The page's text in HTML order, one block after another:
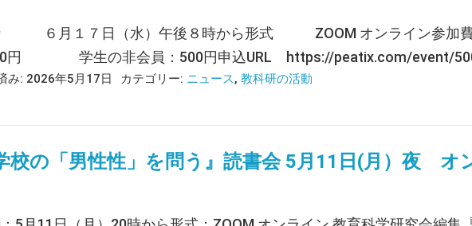
６月１７日（水）午後８時から形式 ZOOM オンライン
円 学生の非会員：500円申込URL https://peatix.com/event/
み: 2026年5月17日 カテゴリー: ニュース, 教科研の活動
校の「男性性」を問う』読書会 5月11日(月）夜 オ